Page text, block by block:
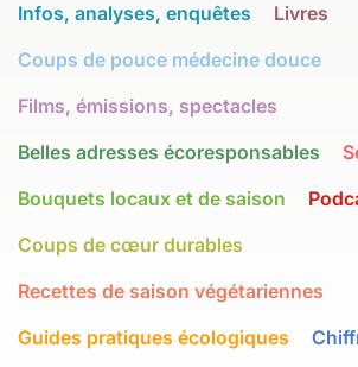
Infos, analyses, enquêtes
Livres
Coups de pouce médecine douce
Films, émissions, spectacles
Belles adresses écoresponsables
Bouquets locaux et de saison
Coups de cœur durables
Recettes de saison végétariennes
Guides pratiques écologiques